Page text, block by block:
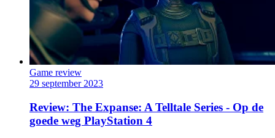
Game review
29 september 2023
Review: The Expanse: A Telltale Series - Op de
goede weg PlayStation 4